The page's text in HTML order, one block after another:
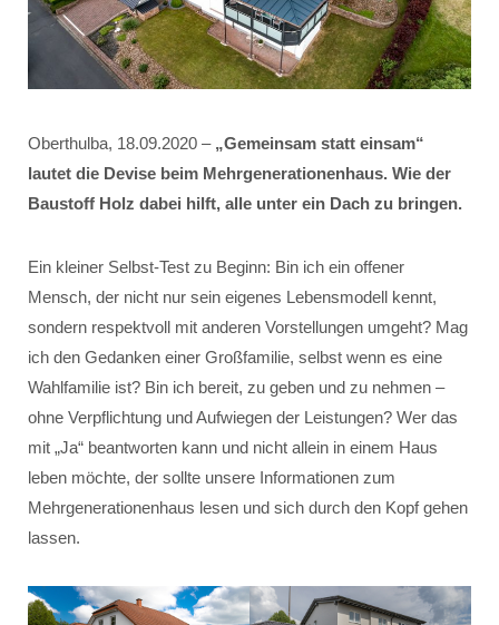
Oberthulba, 18.09.2020 – „Gemeinsam statt einsam“
lautet die Devise beim Mehrgenerationenhaus. Wie der
Baustoff Holz dabei hilft, alle unter ein Dach zu bringen.
Ein kleiner Selbst-Test zu Beginn: Bin ich ein offener
Mensch, der nicht nur sein eigenes Lebensmodell kennt,
sondern respektvoll mit anderen Vorstellungen umgeht? Mag
ich den Gedanken einer Großfamilie, selbst wenn es eine
Wahlfamilie ist? Bin ich bereit, zu geben und zu nehmen –
ohne Verpflichtung und Aufwiegen der Leistungen? Wer das
mit „Ja“ beantworten kann und nicht allein in einem Haus
leben möchte, der sollte unsere Informationen zum
Mehrgenerationenhaus lesen und sich durch den Kopf gehen
lassen.